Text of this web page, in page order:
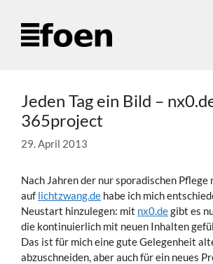
Inhalt
springen
Jeden Tag ein Bild –
365project
29. April 2013
Nach Jahren der nur sporadischen
auf lichtzwang.de habe ich mich
Neustart hinzulegen: mit nx0.degibt es
die kontinuierlich mit neuen Inhalten
Das ist für mich eine gute Gelegenheit
abzuschneiden, aber auch für ein neues